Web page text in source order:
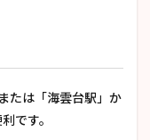
たは「海雲台駅」か
です。